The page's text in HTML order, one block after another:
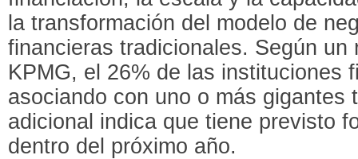
la transformación del modelo de
financieras tradicionales. Según un
KPMG, el 26% de las instituciones
asociando con uno o más gigantes
adicional indica que tiene previsto
dentro del próximo año.